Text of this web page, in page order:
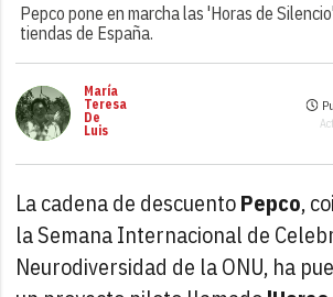
Pepco pone en marcha las 'Horas de
tiendas de España.
María
Teresa
De
Luis
La cadena de descuentoPepco,
la Semana Internacional de
Neurodiversidad de la ONU, ha